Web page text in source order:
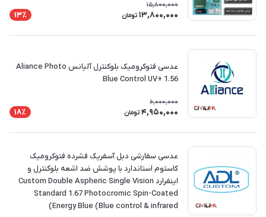
15,800,000
13,800,000 تومان 13٪
عدسی فتوکرومیک بلوکنترل آلیانس Aliance Photo
Blue Control UV+ 1.56
6,000,000
4,950,000 تومان 18٪
عدسی سفارشی دبل آسفریک فشرده فتوکرومیک
کاستوم استاندارد با پوشش ضد اشعه بلوکنترل و
اینفرارد Custom Double Aspheric Single Vision
Standard 1.67 Photocromic Spin-Coated
Energy Blue (Blue control & infrared)